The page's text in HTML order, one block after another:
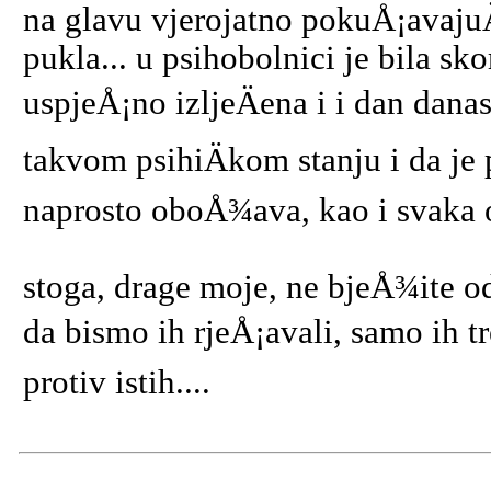
na glavu vjerojatno
pukla... u psihobolnici je bila
uspjeÅ¡no izljeÄena i i dan
takvom psihiÄkom stanju i da je
naprosto oboÅ¾ava, kao i svaka
stoga, drage moje, ne bjeÅ¾ite
da bismo ih rjeÅ¡avali, samo ih
protiv istih....